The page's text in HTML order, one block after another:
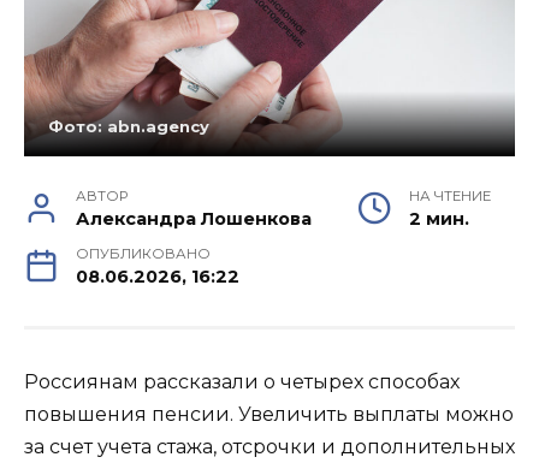
Фото: abn.agency
АВТОР
Александра Лошенкова
НА ЧТЕНИЕ
2 мин.
ОПУБЛИКОВАНО
08.06.2026, 16:22
Россиянам рассказали о четырех способах
повышения пенсии. Увеличить выплаты можно
за счет учета стажа, отсрочки и дополнительных